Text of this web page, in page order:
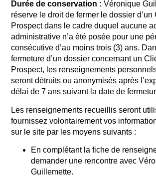
Durée de conservation : Véronique
réserve le droit de fermer le dossier d’un
Prospect dans le cadre duquel aucune
administrative n’a été posée pour une
consécutive d’au moins trois (3) ans.
fermeture d’un dossier concernant un
Prospect, les renseignements
seront détruits ou anonymisés après
délai de 7 ans suivant la date de
Les renseignements recueillis seront
fournissez volontairement vos
sur le site par les moyens suivants :
En complétant la fiche de
demander une rencontre avec
Guillemette.